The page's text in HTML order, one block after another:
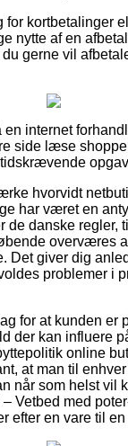
for kortbetalinger
nytte af en
gerne vil
internet
side læse
hvorvidt
har været en
de danske regler,
overværes
Det giver dig
problemer i
for at kunden er
der kan influere
online
at man til
når som helst vil
Vetbed med
efter en vare til